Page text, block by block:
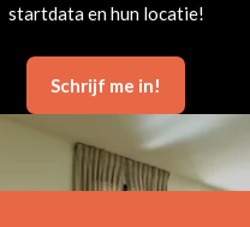
startdata en hun locatie!
Schrijf me in!